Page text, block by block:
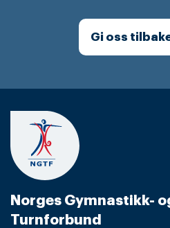
Gi oss
Norges Gymnastikk-
Turnforbund